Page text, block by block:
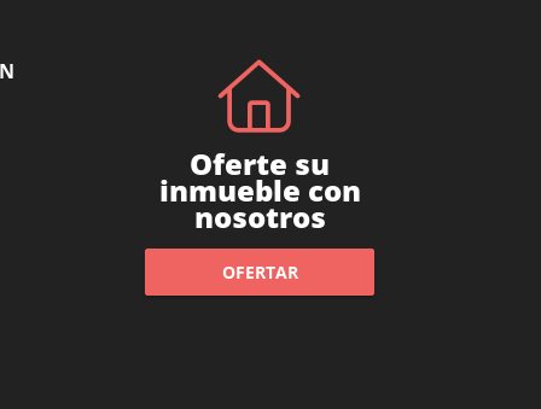
Oferte su
inmueble con
nosotros
OFERTAR